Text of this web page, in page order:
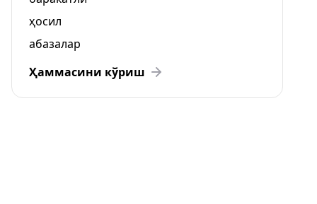
ҳосил
абазалар
Ҳаммасини кўриш